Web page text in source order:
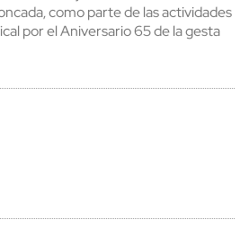
como parte de las actividades
por el Aniversario 65 de la gesta